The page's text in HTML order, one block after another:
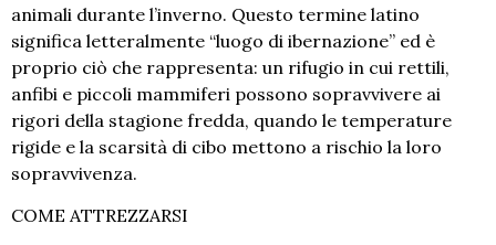
animali durante l’inverno. Questo termine latino
significa letteralmente “luogo di ibernazione” ed è
proprio ciò che rappresenta: un rifugio in cui rettili,
anfibi e piccoli mammiferi possono sopravvivere ai
rigori della stagione fredda, quando le temperature
rigide e la scarsità di cibo mettono a rischio la loro
sopravvivenza.
COME ATTREZZARSI